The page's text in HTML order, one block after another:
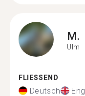
M.
Ulm
FLIESSEND
Deutsch